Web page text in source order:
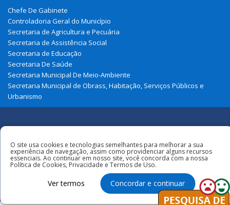
Chefe De Gabinete
Controladoria Geral do Município
Secretaria de Agricultura e Pecuária
Secretaria de Assistência Social
Secretaria de Educação
Secretaria De Saúde
Secretaria Municipal De Meio-Ambiente
Secretaria Municipal de Obrass, Habitação, Serviços Públicos e
Urbanismo
Sociais
Todos os direitos reservados à Prefeitura
Municipal de Cajapió
O site usa cookies e tecnologias semelhantes para melhorar a sua
experiência de navegação, assim como providenciar alguns recursos
essenciais. Ao continuar em nosso site, você concorda com a nossa
Política de Cookies, Privacidade e Termos de Uso.
Ver termos Concordar e continuar